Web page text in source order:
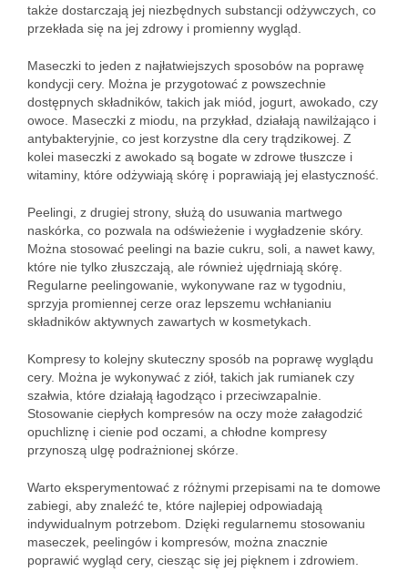
także dostarczają jej niezbędnych substancji odżywczych, co
przekłada się na jej zdrowy i promienny wygląd.
Maseczki to jeden z najłatwiejszych sposobów na poprawę
kondycji cery. Można je przygotować z powszechnie
dostępnych składników, takich jak miód, jogurt, awokado, czy
owoce. Maseczki z miodu, na przykład, działają nawilżająco i
antybakteryjnie, co jest korzystne dla cery trądzikowej. Z
kolei maseczki z awokado są bogate w zdrowe tłuszcze i
witaminy, które odżywiają skórę i poprawiają jej elastyczność.
Peelingi, z drugiej strony, służą do usuwania martwego
naskórka, co pozwala na odświeżenie i wygładzenie skóry.
Można stosować peelingi na bazie cukru, soli, a nawet kawy,
które nie tylko złuszczają, ale również ujędrniają skórę.
Regularne peelingowanie, wykonywane raz w tygodniu,
sprzyja promiennej cerze oraz lepszemu wchłanianiu
składników aktywnych zawartych w kosmetykach.
Kompresy to kolejny skuteczny sposób na poprawę wyglądu
cery. Można je wykonywać z ziół, takich jak rumianek czy
szałwia, które działają łagodząco i przeciwzapalnie.
Stosowanie ciepłych kompresów na oczy może załagodzić
opuchliznę i cienie pod oczami, a chłodne kompresy
przynoszą ulgę podrażnionej skórze.
Warto eksperymentować z różnymi przepisami na te domowe
zabiegi, aby znaleźć te, które najlepiej odpowiadają
indywidualnym potrzebom. Dzięki regularnemu stosowaniu
maseczek, peelingów i kompresów, można znacznie
poprawić wygląd cery, ciesząc się jej pięknem i zdrowiem.